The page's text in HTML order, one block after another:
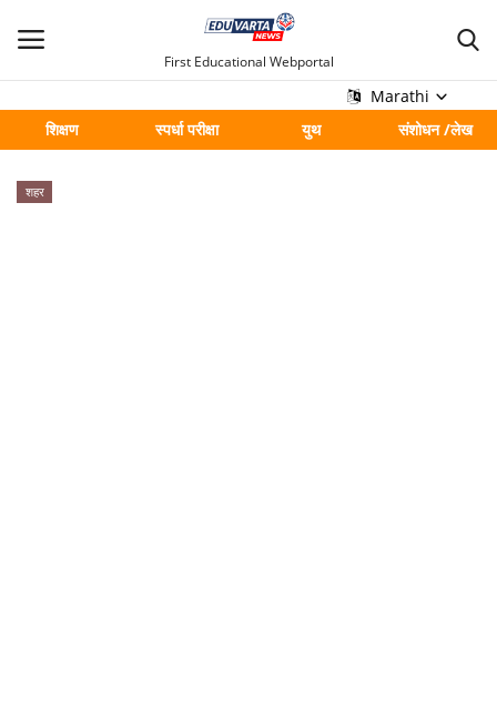
First Educational Webportal
Marathi
शिक्षण
स्पर्धा परीक्षा युथ संशोधन /लेख
मुख्य
Contact
शहर